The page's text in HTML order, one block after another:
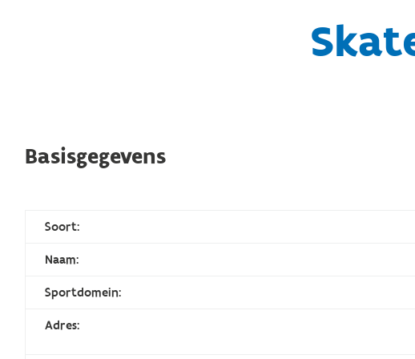
Basisgegevens
Soort:
Naam:
Sportdomein:
Adres: